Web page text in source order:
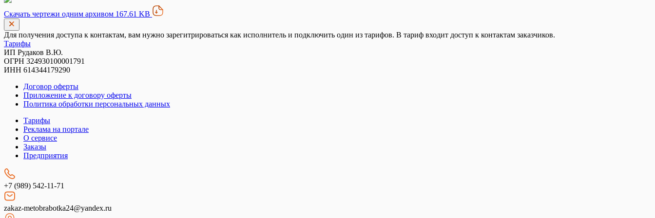
Скачать чертежи одним архивом 167.61 KB
Для получения доступа к контактам, вам нужно зарегитрироваться как исполнитель и подключить один из тарифов. В тариф входит доступ к контактам заказчиков.
Тарифы
ИП Рудаков В.Ю.
ОГРН 324930100001791
ИНН 614344179290
Договор оферты
Приложение к договору оферты
Политика обработки персональных данных
Тарифы
Реклама на портале
О сервисе
Заказы
Предприятия
+7 (989) 542-11-71
zakaz-metobrabotka24@yandex.ru